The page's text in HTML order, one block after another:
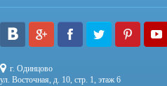
г. Одинцово
ул. Восточная, д. 10, стр. 1, этаж 6